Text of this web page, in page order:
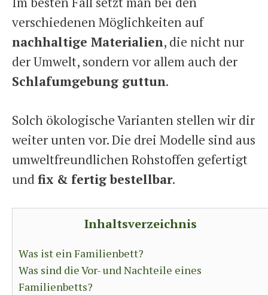
verschiedenen Möglichkeiten auf
nachhaltige Materialien, die nicht nur
der Umwelt, sondern vor allem auch der
Schlafumgebung guttun.
Solch ökologische Varianten stellen wir dir
weiter unten vor. Die drei Modelle sind aus
umweltfreundlichen Rohstoffen gefertigt
undfix & fertig bestellbar.
Inhaltsverzeichnis
Was ist ein Familienbett?
Was sind die Vor- und Nachteile eines
Familienbetts?